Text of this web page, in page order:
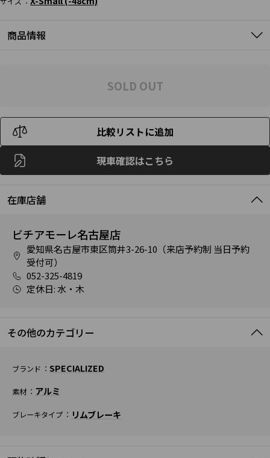
商品情報
SOLD OUT
比較リストに追加
現車確認はこちら
在庫店舗
ビチアモーレ名古屋店
愛知県名古屋市東区筒井3-26-10（来店予約制 当日予約
受付可）
052-325-4819
定休日: 水・木
その他のカテゴリー
ブランド SPECIALIZED
素材 アルミ
ブレーキタイプ リムブレーキ